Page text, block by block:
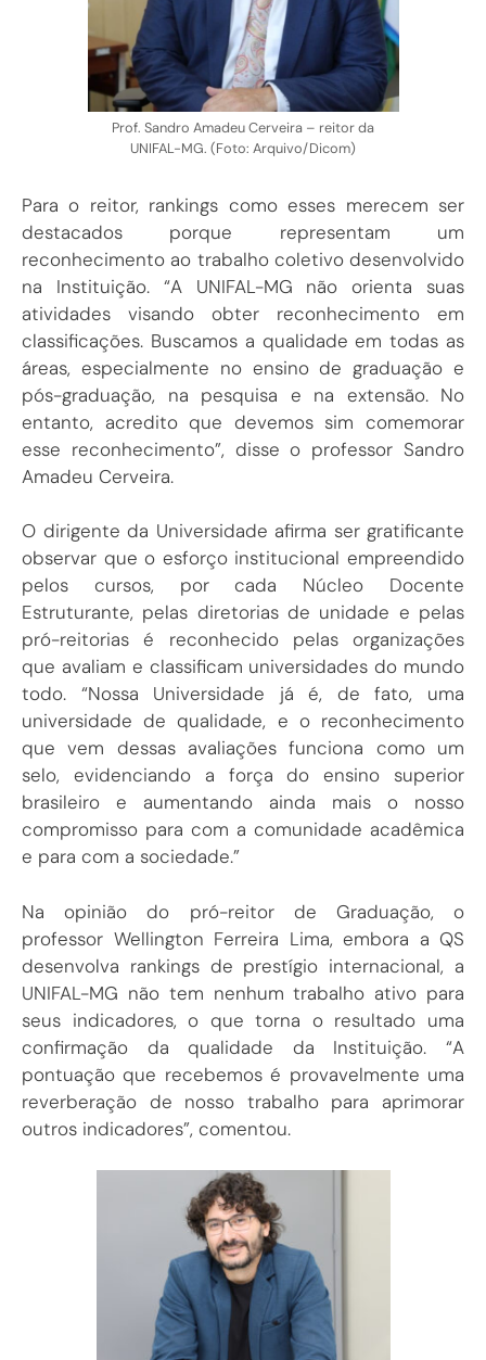
Prof. Sandro Amadeu Cerveira – reitor da
UNIFAL-MG. (Foto: Arquivo/Dicom)
Para o reitor, rankings como esses merecem ser
destacados porque representam um
reconhecimento ao trabalho coletivo desenvolvido
na Instituição. “A UNIFAL-MG não orienta suas
atividades visando obter reconhecimento em
classificações. Buscamos a qualidade em todas as
áreas, especialmente no ensino de graduação e
pós-graduação, na pesquisa e na extensão. No
entanto, acredito que devemos sim comemorar
esse reconhecimento”, disse o professor Sandro
Amadeu Cerveira.
O dirigente da Universidade afirma ser gratificante
observar que o esforço institucional empreendido
pelos cursos, por cada Núcleo Docente
Estruturante, pelas diretorias de unidade e pelas
pró-reitorias é reconhecido pelas organizações
que avaliam e classificam universidades do mundo
todo. “Nossa Universidade já é, de fato, uma
universidade de qualidade, e o reconhecimento
que vem dessas avaliações funciona como um
selo, evidenciando a força do ensino superior
brasileiro e aumentando ainda mais o nosso
compromisso para com a comunidade acadêmica
e para com a sociedade.”
Na opinião do pró-reitor de Graduação, o
professor Wellington Ferreira Lima, embora a QS
desenvolva rankings de prestígio internacional, a
UNIFAL-MG não tem nenhum trabalho ativo para
seus indicadores, o que torna o resultado uma
confirmação da qualidade da Instituição. “A
pontuação que recebemos é provavelmente uma
reverberação de nosso trabalho para aprimorar
outros indicadores”, comentou.